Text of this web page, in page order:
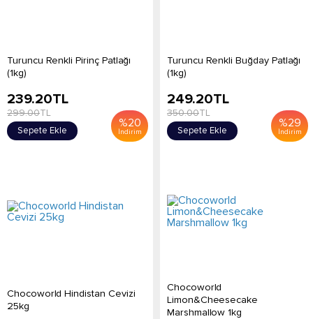
Turuncu Renkli Pirinç Patlağı
(1kg)
%20
İndirim
239.20TL
299.00TL
Sepete Ekle
Turuncu Renkli Buğday Patlağı
(1kg)
%29
İndirim
249.20TL
350.00TL
Sepete Ekle
Chocoworld Hindistan Cevizi
25kg
Chocoworld
Limon&Cheesecake
Marshmallow 1kg